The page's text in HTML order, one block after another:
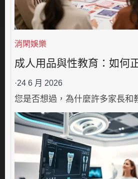
消閑娛樂
成人用品與性教育：如何
·24 6 月 2026
您是否想過，為什麼許多家長和